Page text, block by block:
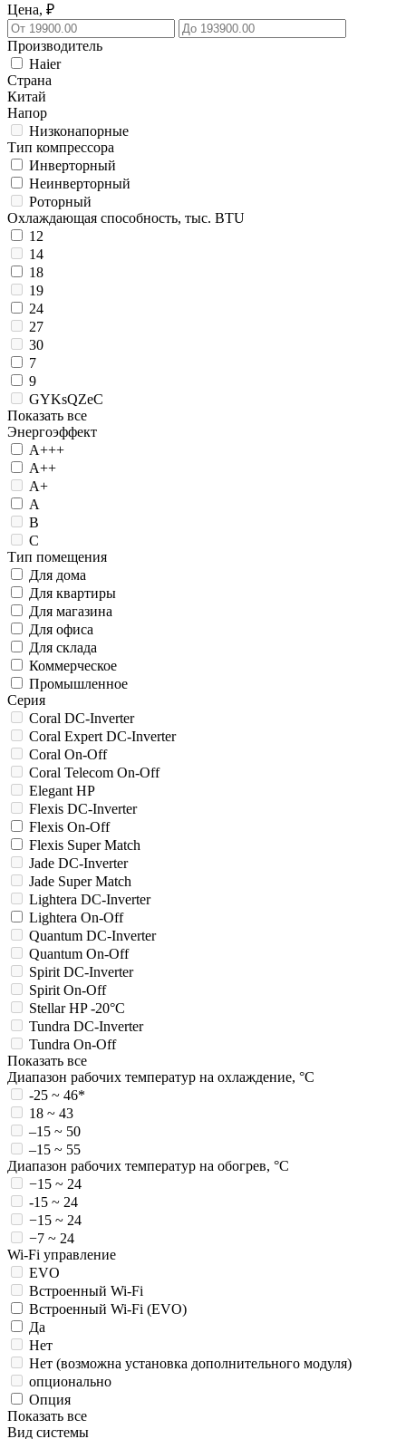
Цена, ₽
Производитель
Haier
Страна
Китай
Напор
Низконапорные
Тип компрессора
Инверторный
Неинверторный
Роторный
Охлаждающая способность, тыс. BTU
12
14
18
19
24
27
30
7
9
GYKsQZeC
Показать все
Энергоэффект
А+++
А++
А+
А
B
C
Тип помещения
Для дома
Для квартиры
Для магазина
Для офиса
Для склада
Коммерческое
Промышленное
Серия
Coral DC-Inverter
Coral Expert DC-Inverter
Coral On-Off
Coral Telecom On-Off
Elegant HP
Flexis DC-Inverter
Flexis On-Off
Flexis Super Match
Jade DC-Inverter
Jade Super Match
Lightera DC-Inverter
Lightera On-Off
Quantum DC-Inverter
Quantum On-Off
Spirit DC-Inverter
Spirit On-Off
Stellar HP -20°C
Tundra DC-Inverter
Tundra On-Off
Показать все
Диапазон рабочих температур на охлаждение, °C
-25 ~ 46*
18 ~ 43
–15 ~ 50
–15 ~ 55
Диапазон рабочих температур на обогрев, °C
−15 ~ 24
-15 ~ 24
−15 ~ 24
−7 ~ 24
Wi-Fi управление
EVO
Встроенный Wi-Fi
Встроенный Wi-Fi (EVO)
Да
Нет
Нет (возможна установка дополнительного модуля)
опционально
Опция
Показать все
Вид системы